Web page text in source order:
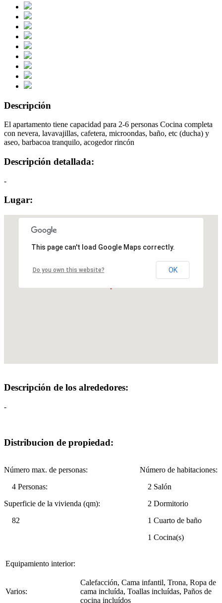
Descripción
El apartamento tiene capacidad para 2-6 personas Cocina completa
con nevera, lavavajillas, cafetera, microondas, baño, etc (ducha) y
aseo, barbacoa tranquilo, acogedor rincón
Descripción detallada:
-
Lugar:
This page can't load Google Maps correctly.
Do you own this website? OK
Descripción de los alrededores:
-
Distribucion de propiedad:
Número max. de personas:
4 Personas:
Superficie de la vivienda (qm):
82
Número de habitaciones:
2 Salón
2 Dormitorio
1 Cuarto de baño
1 Cocina(s)
Equipamiento interior:
Varios:
Calefacción, Cama infantil, Trona, Ropa de
cama incluída, Toallas incluídas, Paños de
cocina incluídos